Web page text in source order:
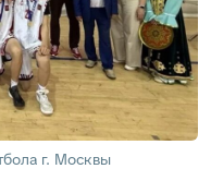
г. Москвы